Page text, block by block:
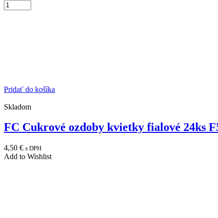
Pridať do košíka
Skladom
FC Cukrové ozdoby kvietky fialové 24ks
4,50 € s DPH
Add to Wishlist